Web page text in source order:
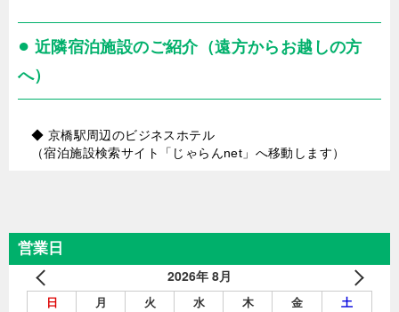
● 近隣宿泊施設のご紹介（遠方からお越しの方
へ）
◆ 京橋駅周辺のビジネスホテル
（宿泊施設検索サイト「じゃらんnet」へ移動します）
営業日
2026年 8月
日 月 火 水 木 金 土